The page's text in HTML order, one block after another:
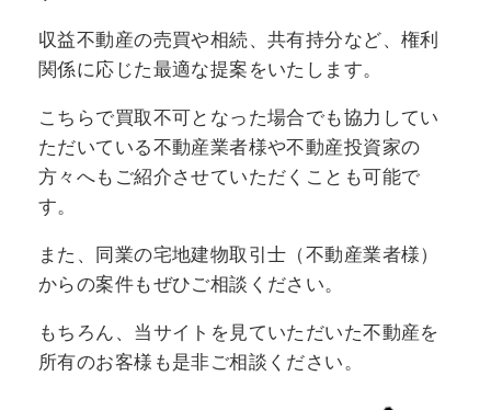
収益不動産の売買や相続、共有持分など、権利
関係に応じた最適な提案をいたします。
こちらで買取不可となった場合でも協力してい
ただいている不動産業者様や不動産投資家の
方々へもご紹介させていただくことも可能で
す。
また、同業の宅地建物取引士（不動産業者様）
からの案件もぜひご相談ください。
もちろん、当サイトを見ていただいた不動産を
所有のお客様も是非ご相談ください。